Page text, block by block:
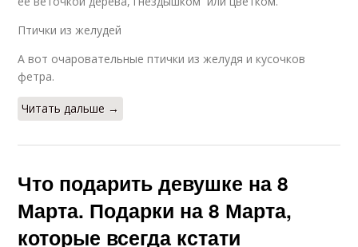
Птички из желудей
А вот очаровательные птички из желудя и кусочков
фетра.
Читать дальше →
Что подарить девушке на 8
Марта. Подарки на 8 Марта,
которые всегда кстати